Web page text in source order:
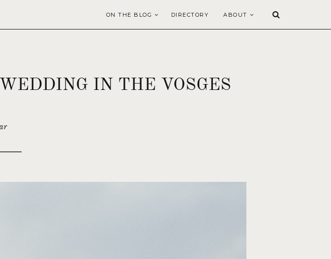
ON THE BLOG DIRECTORY ABOUT
IN THE VOSGES